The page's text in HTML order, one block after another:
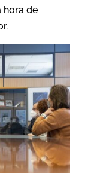
hora de